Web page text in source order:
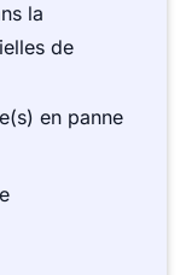
la
de
en panne